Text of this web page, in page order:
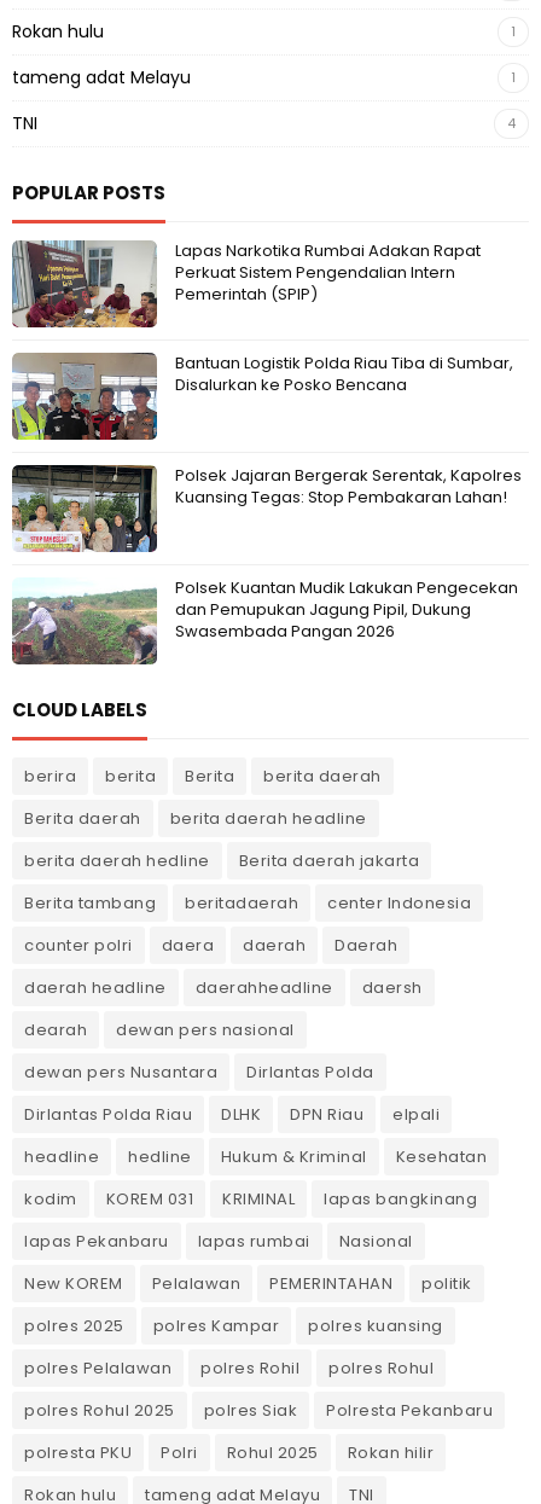
Rokan hulu 1
tameng adat Melayu 1
TNI 4
POPULAR POSTS
Lapas Narkotika Rumbai Adakan Rapat
Perkuat Sistem Pengendalian Intern
Pemerintah (SPIP)
Bantuan Logistik Polda Riau Tiba di Sumbar,
Disalurkan ke Posko Bencana
Polsek Jajaran Bergerak Serentak, Kapolres
Kuansing Tegas: Stop Pembakaran Lahan!
Polsek Kuantan Mudik Lakukan Pengecekan
dan Pemupukan Jagung Pipil, Dukung
Swasembada Pangan 2026
CLOUD LABELS
berira berita Berita
berita daerah
Berita daerah
berita daerah headline
berita daerah hedline
Berita daerah jakarta
Berita tambang
beritadaerah
center Indonesia
counter polri
daera daerah
Daerah
daerah headline
daerahheadline
daersh
dearah
dewan pers nasional
dewan pers Nusantara
Dirlantas Polda
Dirlantas Polda Riau
DLHK DPN Riau
elpali
headline
hedline Hukum & Kriminal
Kesehatan
kodim
KOREM 031 KRIMINAL
lapas bangkinang
lapas Pekanbaru
lapas rumbai
Nasional
New KOREM
Pelalawan PEMERINTAHAN
politik
polres 2025
polres Kampar
polres kuansing
polres Pelalawan
polres Rohil
polres Rohul
polres Rohul 2025
polres Siak
Polresta Pekanbaru
polresta PKU
Polri Rohul 2025
Rokan hilir
Rokan hulu
tameng adat Melayu TNI